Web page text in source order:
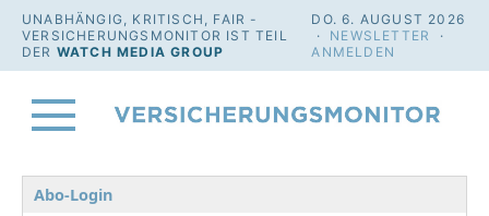
UNABHÄNGIG, KRITISCH, FAIR -
VERSICHERUNGSMONITOR IST TEIL
DER WATCH MEDIA GROUP
DO. 6. AUGUST 2026
· NEWSLETTER
·
ANMELDEN
Abo-Login